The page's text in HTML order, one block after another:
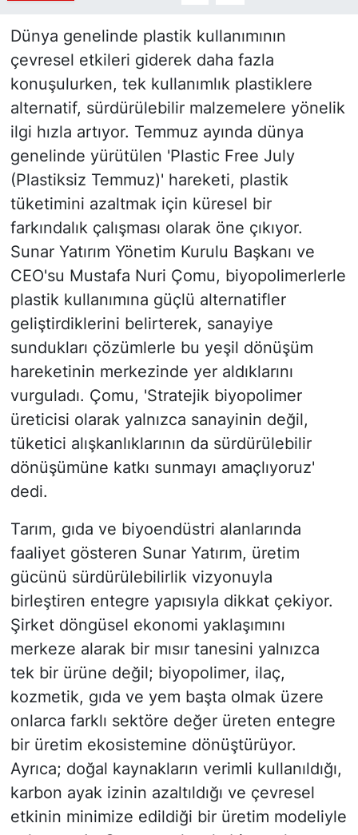
Dünya genelinde plastik kullanımının
çevresel etkileri giderek daha fazla
konuşulurken, tek kullanımlık plastiklere
alternatif, sürdürülebilir malzemelere yönelik
ilgi hızla artıyor. Temmuz ayında dünya
genelinde yürütülen 'Plastic Free July
(Plastiksiz Temmuz)' hareketi, plastik
tüketimini azaltmak için küresel bir
farkındalık çalışması olarak öne çıkıyor.
Sunar Yatırım Yönetim Kurulu Başkanı ve
CEO'su Mustafa Nuri Çomu, biyopolimerlerle
plastik kullanımına güçlü alternatifler
geliştirdiklerini belirterek, sanayiye
sundukları çözümlerle bu yeşil dönüşüm
hareketinin merkezinde yer aldıklarını
vurguladı. Çomu, 'Stratejik biyopolimer
üreticisi olarak yalnızca sanayinin değil,
tüketici alışkanlıklarının da sürdürülebilir
dönüşümüne katkı sunmayı amaçlıyoruz'
dedi.
Tarım, gıda ve biyoendüstri alanlarında
faaliyet gösteren Sunar Yatırım, üretim
gücünü sürdürülebilirlik vizyonuyla
birleştiren entegre yapısıyla dikkat çekiyor.
Şirket döngüsel ekonomi yaklaşımını
merkeze alarak bir mısır tanesini yalnızca
tek bir ürüne değil; biyopolimer, ilaç,
kozmetik, gıda ve yem başta olmak üzere
onlarca farklı sektöre değer üreten entegre
bir üretim ekosistemine dönüştürüyor.
Ayrıca; doğal kaynakların verimli kullanıldığı,
karbon ayak izinin azaltıldığı ve çevresel
etkinin minimize edildiği bir üretim modeliyle